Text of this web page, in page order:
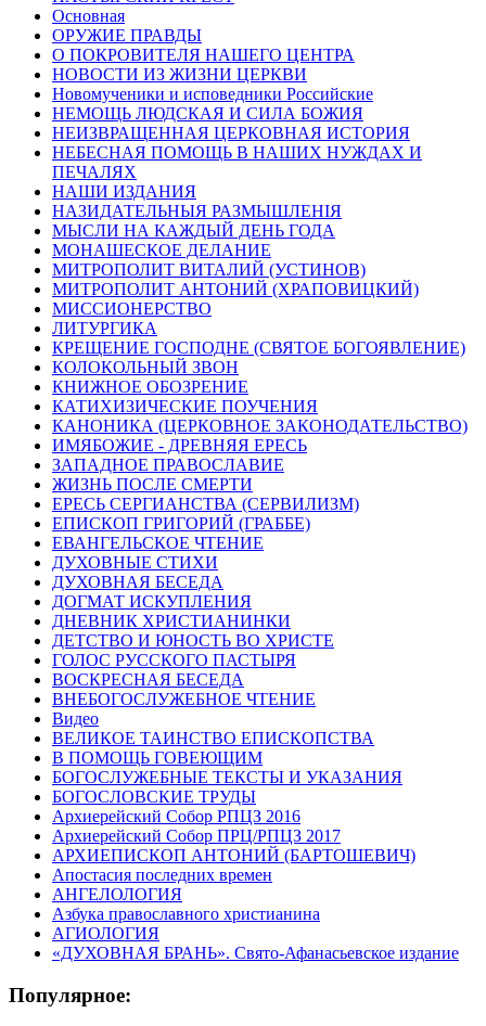
Основная
ОРУЖИЕ ПРАВДЫ
О ПОКРОВИТЕЛЯ НАШЕГО ЦЕНТРА
НОВОСТИ ИЗ ЖИЗНИ ЦЕРКВИ
Новомученики и исповедники Российские
НЕМОЩЬ ЛЮДСКАЯ И СИЛА БОЖИЯ
НЕИЗВРАЩЕННАЯ ЦЕРКОВНАЯ ИСТОРИЯ
НЕБЕСНАЯ ПОМОЩЬ В НАШИХ НУЖДАХ И
ПЕЧАЛЯХ
НАШИ ИЗДАНИЯ
НАЗИДАТЕЛЬНЫЯ РАЗМЫШЛЕНІЯ
МЫСЛИ НА КАЖДЫЙ ДЕНЬ ГОДА
МОНАШЕСКОЕ ДЕЛАНИЕ
МИТРОПОЛИТ ВИТАЛИЙ (УСТИНОВ)
МИТРОПОЛИТ АНТОНИЙ (ХРАПОВИЦКИЙ)
МИССИОНЕРСТВО
ЛИТУРГИКА
КРЕЩЕНИЕ ГОСПОДНЕ (СВЯТОЕ БОГОЯВЛЕНИЕ)
КОЛОКОЛЬНЫЙ ЗВОН
КНИЖНОЕ ОБОЗРЕНИЕ
КАТИХИЗИЧЕСКИЕ ПОУЧЕНИЯ
КАНОНИКА (ЦЕРКОВНОЕ ЗАКОНОДАТЕЛЬСТВО)
ИМЯБОЖИЕ - ДРЕВНЯЯ ЕРЕСЬ
ЗАПАДНОЕ ПРАВОСЛАВИЕ
ЖИЗНЬ ПОСЛЕ СМЕРТИ
ЕРЕСЬ СЕРГИАНСТВА (СЕРВИЛИЗМ)
ЕПИСКОП ГРИГОРИЙ (ГРАББЕ)
ЕВАНГЕЛЬСКОЕ ЧТЕНИЕ
ДУХОВНЫЕ СТИХИ
ДУХОВНАЯ БЕСЕДА
ДОГМАТ ИСКУПЛЕНИЯ
ДНЕВНИК ХРИСТИАНИНКИ
ДЕТСТВО И ЮНОСТЬ ВО ХРИСТЕ
ГОЛОС РУССКОГО ПАСТЫРЯ
ВОСКРЕСНАЯ БЕСЕДА
ВНЕБОГОСЛУЖЕБНОЕ ЧТЕНИЕ
Видео
ВЕЛИКОЕ ТАИНСТВО ЕПИСКОПСТВА
В ПОМОЩЬ ГОВЕЮЩИМ
БОГОСЛУЖЕБНЫЕ ТЕКСТЫ И УКАЗАНИЯ
БОГОСЛОВСКИЕ ТРУДЫ
Архиерейский Собор РПЦЗ 2016
Архиерейский Собор ПРЦ/РПЦЗ 2017
АРХИЕПИСКОП АНТОНИЙ (БАРТОШЕВИЧ)
Апостасия последних времен
АНГЕЛОЛОГИЯ
Азбука православного христианина
АГИОЛОГИЯ
«ДУХОВНАЯ БРАНЬ». Свято-Афанасьевское издание
Популярное: